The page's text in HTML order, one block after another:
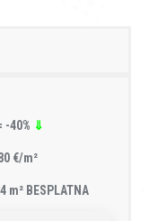
-40% ⇓
€/m²
m² BESPLATNA